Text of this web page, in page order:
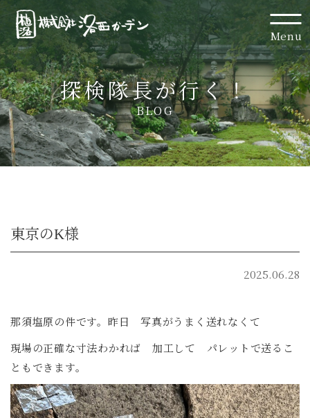
Menu
探検隊長が行く！
BLOG
東京のK様
2025.06.28
那須塩原の件です。昨日 写真がうまく送れなくて
現場の正確な寸法わかれば 加工して パレットで送るこ
ともできます。